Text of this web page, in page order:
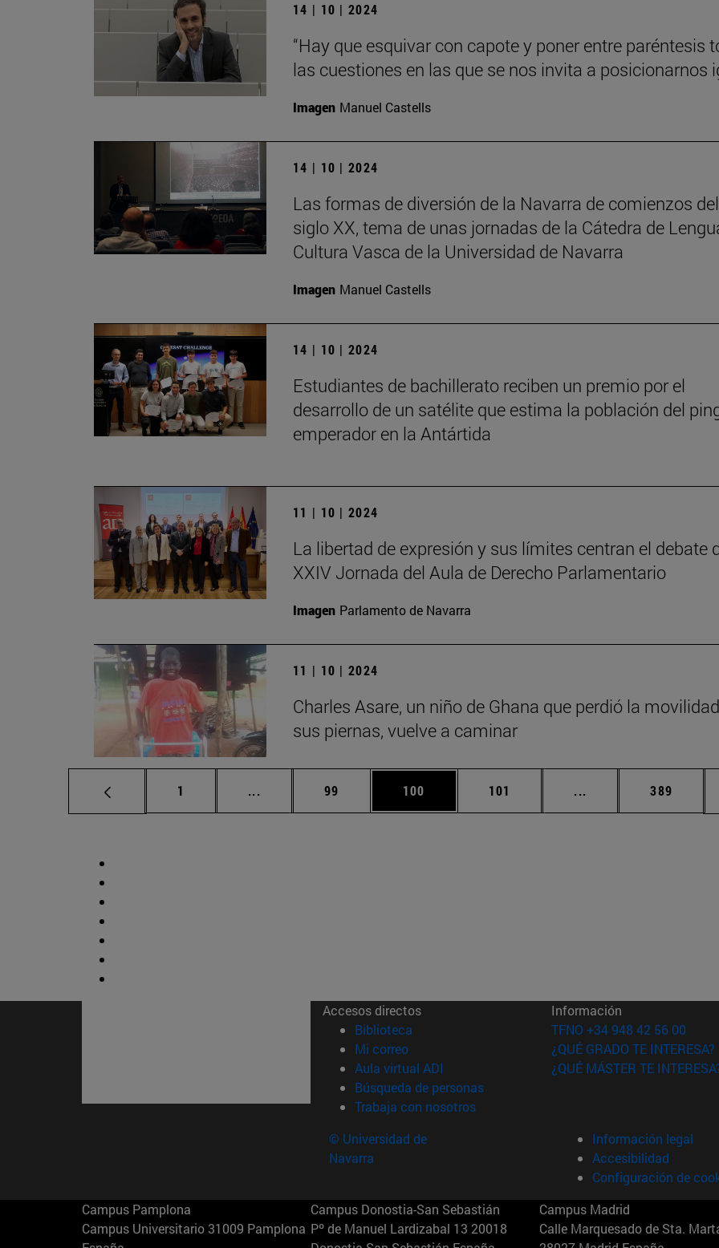
14 | 10 | 2024
“Hay que esquivar con capote y poner entre paréntesis
las cuestiones en las que se nos invita a posicionarnos
Imagen Manuel Castells
14 | 10 | 2024
Las formas de diversión de la Navarra de comienzos del
siglo XX, tema de unas jornadas de la Cátedra de
Cultura Vasca de la Universidad de Navarra
Imagen Manuel Castells
14 | 10 | 2024
Estudiantes de bachillerato reciben un premio por el
desarrollo de un satélite que estima la población del
emperador en la Antártida
11 | 10 | 2024
La libertad de expresión y sus límites centran el debate
XXIV Jornada del Aula de Derecho Parlamentario
Imagen Parlamento de Navarra
11 | 10 | 2024
Charles Asare, un niño de Ghana que perdió la
sus piernas, vuelve a caminar
Página
1 ... Páginas intermedias Use TAB para desplazarse.
Página
99 Página
100 Página
101 ... Páginas intermedias
Página
389
Accesos directos
Biblioteca (abre en nueva ventana)
Mi correo(abre en nueva ventana)
Aula virtual ADI (abre en nueva ventana)
Búsqueda de personas(abre en nueva ventana)
Trabaja con nosotros(abre en nueva ventana)
Información
TFNO +34 948 42 56 00
¿QUÉ GRADO TE INTERESA?
¿QUÉ MÁSTER TE
© Universidad de
Navarra
Información legal
Accesibilidad
Configuración de
Campus Pamplona
Campus Universitario 31009 Pamplona
Campus Donostia-San Sebastián
Pº de Manuel Lardizabal 13 20018
Campus Madrid
Calle Marquesado de Sta.